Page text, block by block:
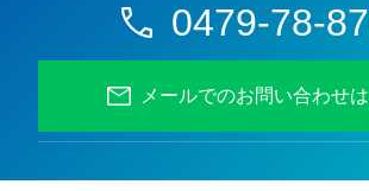
0479-78-
メールでのお問い合わせ